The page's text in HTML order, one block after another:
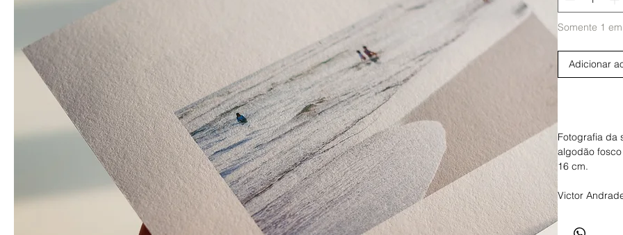
Somente 1
Adicionar
Fotografia da
algodão
16 cm.
Victor